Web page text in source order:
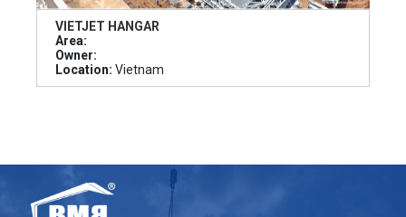
VIETJET HANGAR
Area:
Owner:
Location: Vietnam